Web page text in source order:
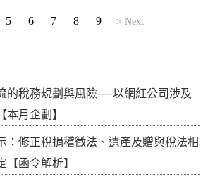
5 6 7 8 9 > Next
的稅務規劃與風險──以網紅公司涉及
本月企劃】
：修正稅捐稽徵法、遺產及贈與稅法相
【函令解析】